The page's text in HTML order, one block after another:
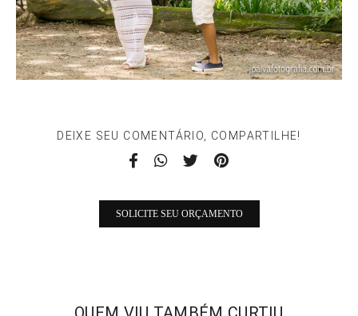
DEIXE SEU COMENTÁRIO, COMPARTILHE!
SOLICITE SEU ORÇAMENTO